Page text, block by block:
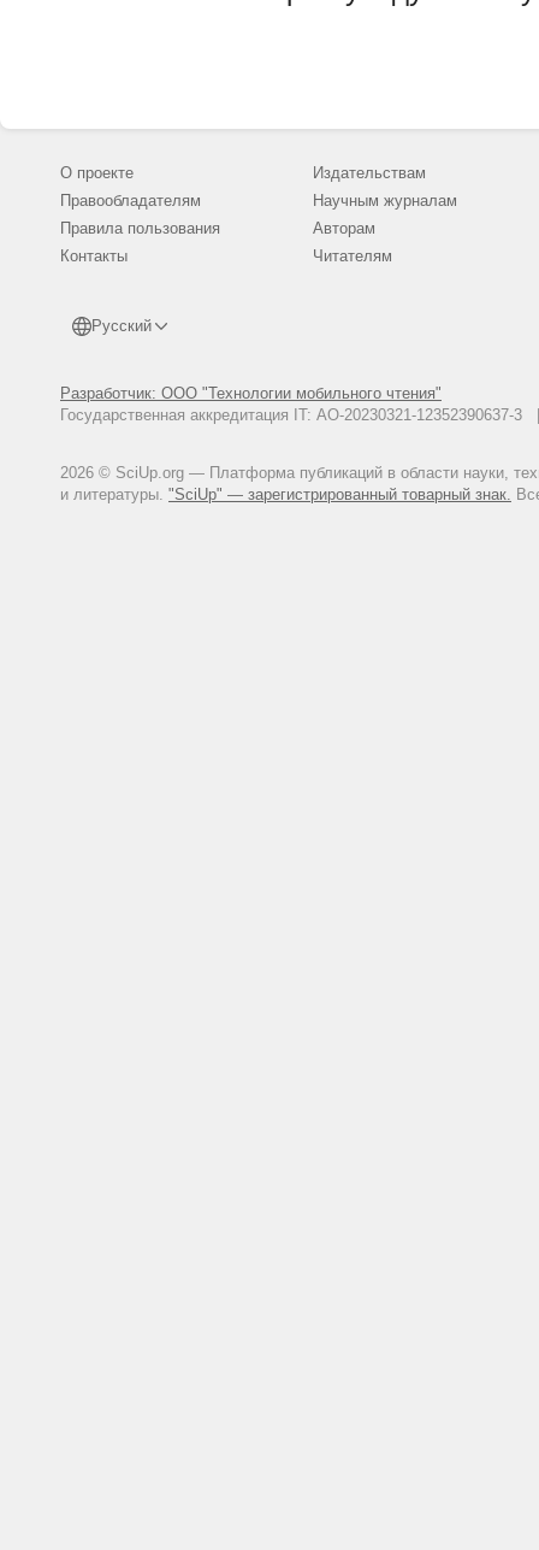
О проекте
Правообладателям
Правила пользования
Контакты
Русский
Разработчик: ООО "Технологии мобильного чтения"
Государственная аккредитация IT: АО-20230321-
2026 © SciUp.org — Платформа публикаций в области науки,
и литературы. "SciUp" — зарегистрированный товарный знак.
Издательствам
Научным журналам
Авторам
Читателям